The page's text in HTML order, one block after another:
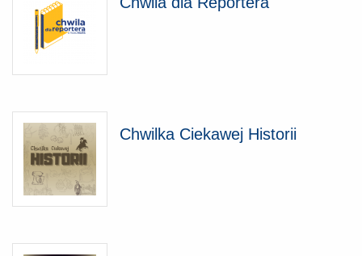
Chwilka Ciekawej Historii